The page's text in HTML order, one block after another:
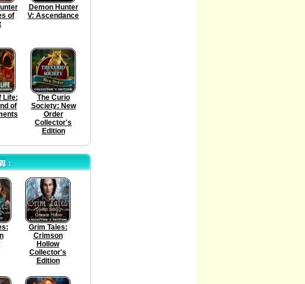
of
Demon Hunter
V: Ascendance
Life:
of
The Curio
Society: New
Order
Collector's
Edition
：
Grim Tales:
Crimson
Hollow
Collector's
Edition